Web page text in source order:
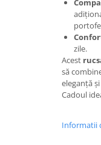
zile.
Acest
să
eleganță
Cadoul
Informatii